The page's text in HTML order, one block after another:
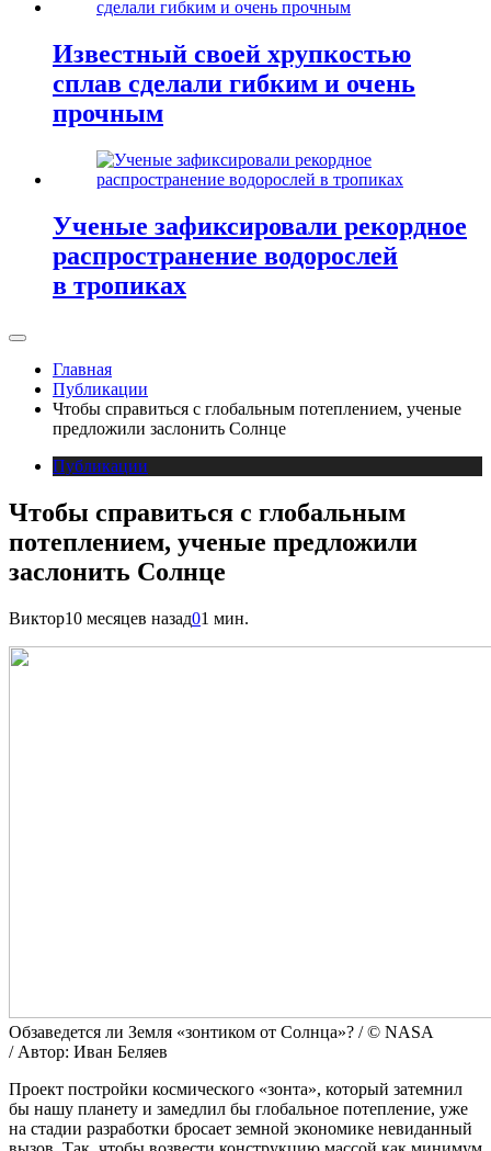
Известный своей хрупкостью
сплав сделали гибким и очень
прочным
Ученые зафиксировали рекордное
распространение водорослей
в тропиках
Главная
Публикации
Чтобы справиться с глобальным потеплением, ученые
предложили заслонить Солнце
Публикации
Чтобы справиться с глобальным
потеплением, ученые предложили
заслонить Солнце
Виктор10 месяцев назад01 мин.
Обзаведется ли Земля «зонтиком от Солнца»? / © NASA
/ Автор: Иван Беляев
Проект постройки космического «зонта», который затемнил
бы нашу планету и замедлил бы глобальное потепление, уже
на стадии разработки бросает земной экономике невиданный